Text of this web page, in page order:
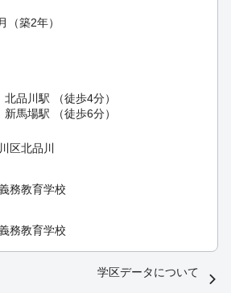
（築2年）
北品川駅 （徒歩4分）
新馬場駅 （徒歩6分）
区北品川
務教育学校
務教育学校
学区データについて